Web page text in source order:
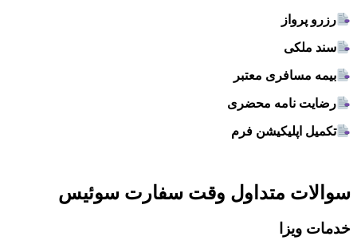
رزرو پرواز
سند ملکی
بیمه مسافری معتبر
رضایت نامه محضری
تکمیل اپلیکیشن فرم
سوالات متداول وقت سفارت سوئیس
خدمات ویزا